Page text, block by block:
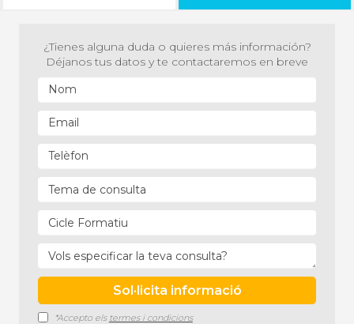
¿Tienes alguna duda o quieres más información?
Déjanos tus datos y te contactaremos en breve
*Accepto els termes i condicions